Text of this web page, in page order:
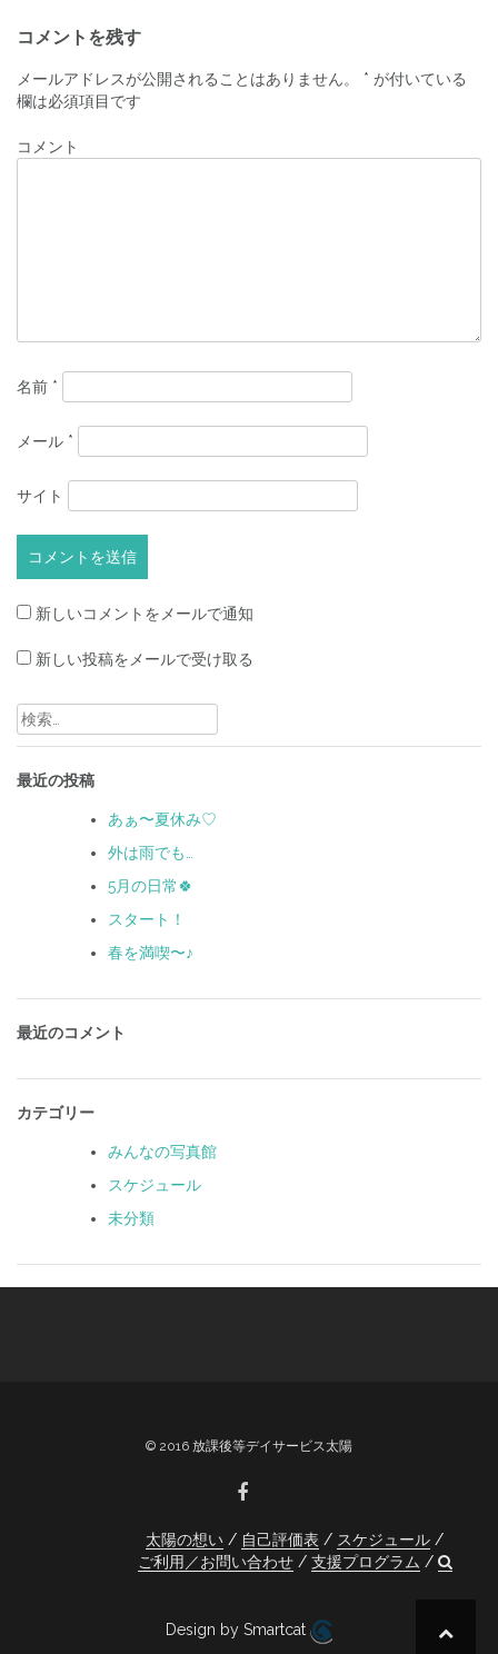
投
稿
ナ
ビ
ゲ
コメントを残す
メールアドレスが公開されることはありません。 * が付いている
欄は必須項目です
コメント
名前 *
メール *
サイト
新しいコメントをメールで通知
新しい投稿をメールで受け取る
検
索:
最近の投稿
あぁ〜夏休み♡
外は雨でも…
5月の日常🍀
スタート！
春を満喫〜♪
最近のコメント
カテゴリー
みんなの写真館
スケジュール
未分類
© 2016 放課後等デイサービス太陽
太陽の想い 自己評価表
スケジュール
ご利用／お問い合わせ
支援プログラム
Design by Smartcat